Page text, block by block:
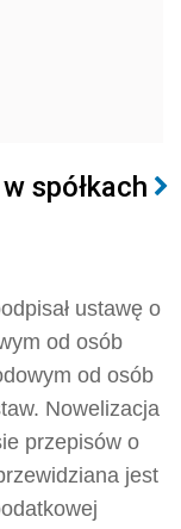
spółkach
ustawę o
od osób
od osób
Nowelizacja
przepisów o
jest